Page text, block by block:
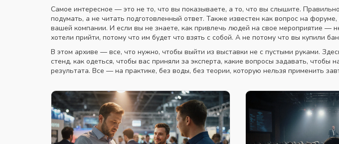
Самое интересное — это не то, что вы показываете, а то, что вы слышите.
подумать, а не читать подготовленный ответ. Также известен как вопрос на форуме
вашей компании. И если вы не знаете, как привлечь людей на свое мероприятие —
хотели прийти, потому что им будет что взять с собой. А не потому что вы купили
В этом архиве — все, что нужно, чтобы выйти из выставки не с пустыми руками.
стенд, как одеться, чтобы вас приняли за эксперта, какие вопросы задавать, чтобы
результата. Все — на практике, без воды, без теории, которую нельзя применить